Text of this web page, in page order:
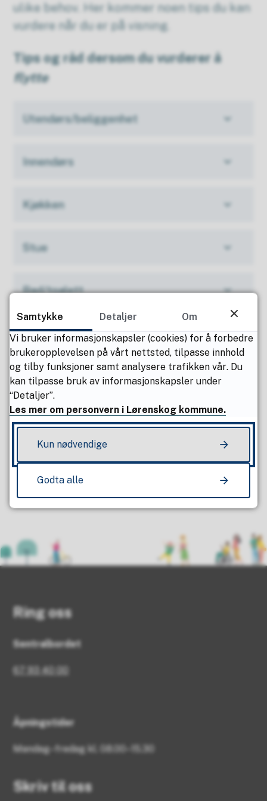
ulike behov. Her kommer noen tips du kan
vurdere når du er på visning.
Tips og råd dersom du vurderer å
flytte
Utendørs/beliggenhet
Innendørs
Kjøkken
Stue
Bad/toalett
Soverom
Publisert av
Kristian Olav Hvesser
Sist endret
Fant du det du lette etter?
Ja
Ring oss
Sentralbordet
67 93 40 00
Åpningstider
Mandag–fredag kl. 08.00–15.30
Skriv til oss
Samtykke Detaljer
Om
Vi bruker informasjonskapsler (cookies) for å forbedre
brukeropplevelsen på vårt nettsted, tilpasse innhold
og tilby funksjoner samt analysere trafikken vår. Du
kan tilpasse bruk av informasjonskapsler under
“Detaljer”.
Les mer om personvern i Lørenskog kommune.
Kun nødvendige
Godta alle